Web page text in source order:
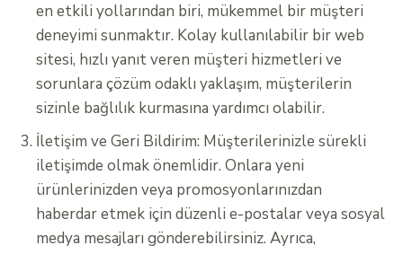
en etkili yollarından biri, mükemmel bir müşteri
deneyimi sunmaktır. Kolay kullanılabilir bir web
sitesi, hızlı yanıt veren müşteri hizmetleri ve
sorunlara çözüm odaklı yaklaşım, müşterilerin
sizinle bağlılık kurmasına yardımcı olabilir.
İletişim ve Geri Bildirim: Müşterilerinizle sürekli
iletişimde olmak önemlidir. Onlara yeni
ürünlerinizden veya promosyonlarınızdan
haberdar etmek için düzenli e-postalar veya sosyal
medya mesajları gönderebilirsiniz. Ayrıca,